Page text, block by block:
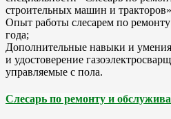
строительных машин и
Опыт работы слесарем по
года;
Дополнительные навыки и
и удостоверение
управляемые с пола.
Слесарь по ремонту и